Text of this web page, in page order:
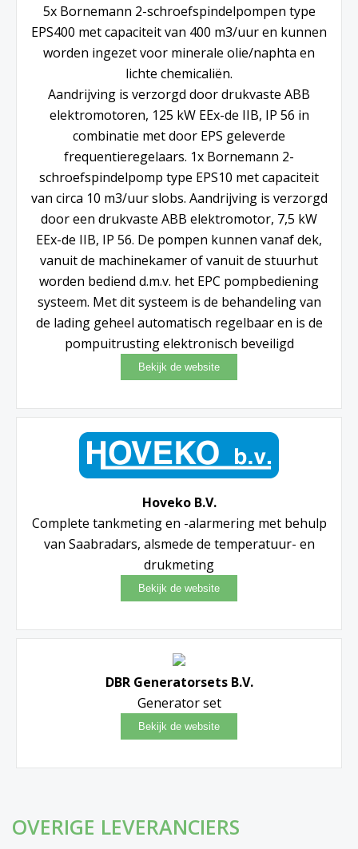
5x Bornemann 2-schroefspindelpompen type
EPS400 met capaciteit van 400 m3/uur en kunnen
worden ingezet voor minerale olie/naphta en
lichte chemicaliën.
Aandrijving is verzorgd door drukvaste ABB
elektromotoren, 125 kW EEx-de IIB, IP 56 in
combinatie met door EPS geleverde
frequentieregelaars. 1x Bornemann 2-
schroefspindelpomp type EPS10 met capaciteit
van circa 10 m3/uur slobs. Aandrijving is verzorgd
door een drukvaste ABB elektromotor, 7,5 kW
EEx-de IIB, IP 56. De pompen kunnen vanaf dek,
vanuit de machinekamer of vanuit de stuurhut
worden bediend d.m.v. het EPC pompbediening
systeem. Met dit systeem is de behandeling van
de lading geheel automatisch regelbaar en is de
pompuitrusting elektronisch beveiligd
Hoveko B.V.
Complete tankmeting en -alarmering met behulp
van Saabradars, alsmede de temperatuur- en
drukmeting
DBR Generatorsets B.V.
Generator set
OVERIGE LEVERANCIERS